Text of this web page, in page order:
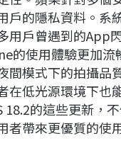
戶的隱私資料。系
用戶曾遇到的App
的使用體驗更加
間模式下的拍攝品
在低光源環境下也
18.2的這些更新，
者帶來更優質的使